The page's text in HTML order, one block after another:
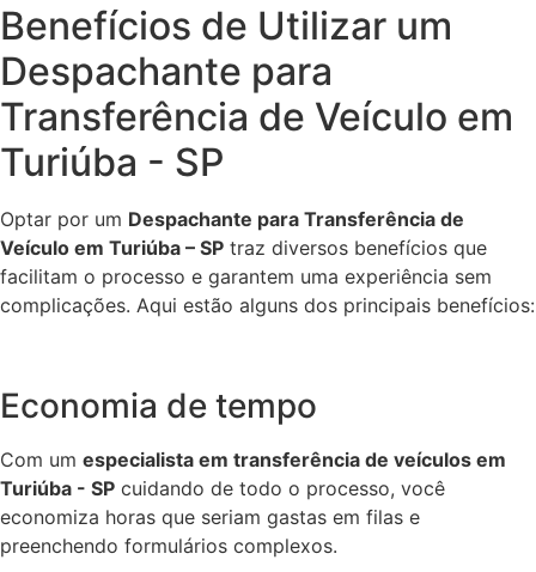
Benefícios de Utilizar um
Despachante para
Transferência de Veículo em
Turiúba - SP
Optar por um Despachante para Transferência de
Veículo em Turiúba – SP traz diversos benefícios que
facilitam o processo e garantem uma experiência sem
complicações. Aqui estão alguns dos principais benefícios:
Economia de tempo
Com um especialista em transferência de veículos em
Turiúba - SP cuidando de todo o processo, você
economiza horas que seriam gastas em filas e
preenchendo formulários complexos.